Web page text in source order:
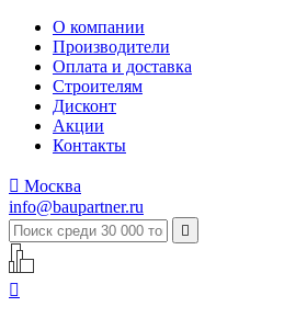
О компании
Производители
Оплата и доставка
Строителям
Дисконт
Акции
Контакты
 Москва
info@baupartner.ru

